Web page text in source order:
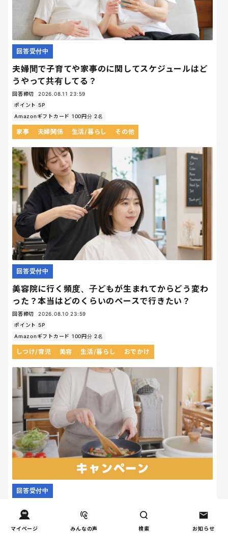
マイページ みんなの声 検索 お知らせ
夫婦間で子育てや家事のに関してスケジュールはど
うやって共有してる？
回答受付中
回答締切
2026.08.11 23:59
ポイント 5P
Amazonギフトカード 100円分 2名
家事 夫婦関係 生活/暮らし その他
美容院に行く頻度、子どもが生まれてからどう変わ
った？本当はどのくらいのペースで行きたい？
回答受付中
回答締切
2026.08.10 23:59
ポイント 5P
Amazonギフトカード 100円分 2名
しつけ/育児 美容 生活/暮らし おでかけ
【アンケート】夏休み中のごはん作り何が一番しん
どい？
回答受付中